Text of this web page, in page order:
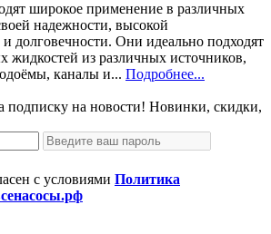
широкое применение в различных
надежности, высокой
долговечности. Они идеально подходят
жидкостей из различных источников,
каналы и... Подробнее...
подписку на новости! Новинки, скидки,
с условиями Политика